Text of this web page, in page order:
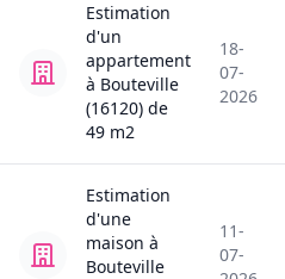
Estimation
d'un
appartement
à Bouteville
(16120) de
49 m2
18-
07-
2026
Estimation
d'une
maison à
Bouteville
11-
07-